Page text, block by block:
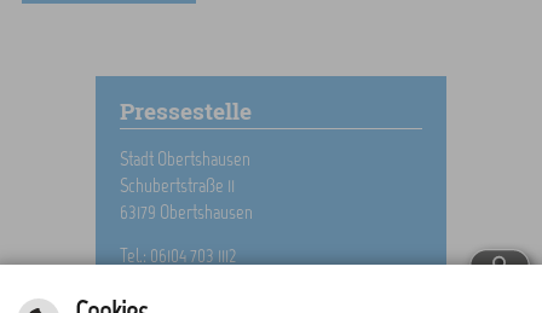
Pressestelle
Stadt Obertshausen
Schubertstraße 11
63179 Obertshausen
Tel.: 06104 703 1112